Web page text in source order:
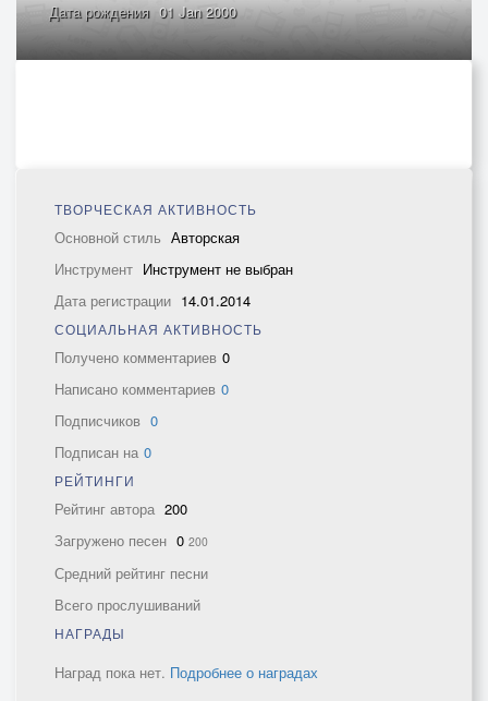
Дата рождения 01 Jan 2000
ТВОРЧЕСКАЯ АКТИВНОСТЬ
Основной стиль Авторская
Инструмент Инструмент не выбран
Дата регистрации 14.01.2014
СОЦИАЛЬНАЯ АКТИВНОСТЬ
Получено комментариев 0
Написано комментариев 0
Подписчиков 0
Подписан на 0
РЕЙТИНГИ
Рейтинг автора 200
Загружено песен 0 200
Средний рейтинг песни
Всего прослушиваний
НАГРАДЫ
Наград пока нет. Подробнее о наградах